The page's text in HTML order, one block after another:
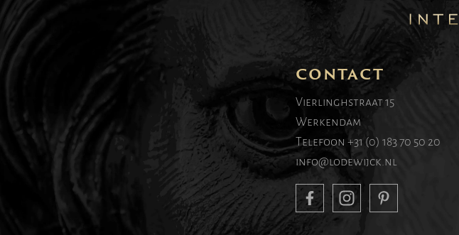
CONTACT
Vierlinghstraat 15
Werkendam
Telefoon +31 (0) 183 70 50 20
info@lodewijck.nl